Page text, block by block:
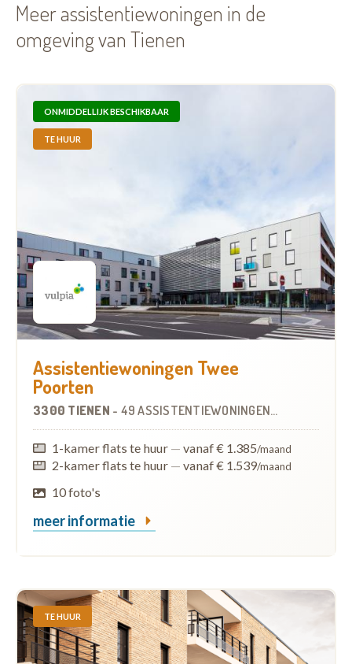
Meer assistentiewoningen in de
omgeving van Tienen
ONMIDDELLIJK BESCHIKBAAR
TE HUUR
Assistentiewoningen Twee
Poorten
3300 TIENEN - 49 ASSISTENTIEWONINGEN OP
1-kamer flats te huur — vanaf € 1.385/maand
2-kamer flats te huur — vanaf € 1.539/maand
10 foto's
meer informatie
TE HUUR